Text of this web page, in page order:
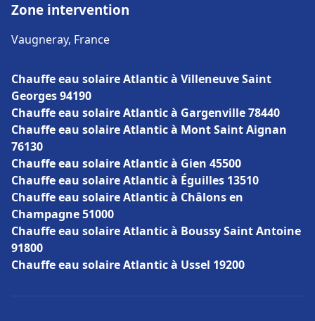
Zone intervention
Vaugneray, France
Chauffe eau solaire Atlantic à Villeneuve Saint
Georges 94190
Chauffe eau solaire Atlantic à Gargenville 78440
Chauffe eau solaire Atlantic à Mont Saint Aignan
76130
Chauffe eau solaire Atlantic à Gien 45500
Chauffe eau solaire Atlantic à Éguilles 13510
Chauffe eau solaire Atlantic à Châlons en
Champagne 51000
Chauffe eau solaire Atlantic à Boussy Saint Antoine
91800
Chauffe eau solaire Atlantic à Ussel 19200